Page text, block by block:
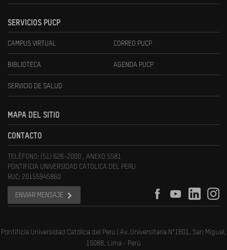
SERVICIOS PUCP
CAMPUS VIRTUAL CORREO PUCP
BIBLIOTECA AGENDA PUCP
SERVICIO DE SALUD
MAPA DEL SITIO
CONTACTO
TELÉFONO: (51) 626-2000 , ANEXO 5581
PONTIFICIA UNIVERSIDAD CATOLICA DEL PERU
RUC: 20155945860
ENVIAR MENSAJE
Pontificia Universidad Católica del Perú | Av. Universitaria N°1801, San Miguel,
15088, Lima - Perú